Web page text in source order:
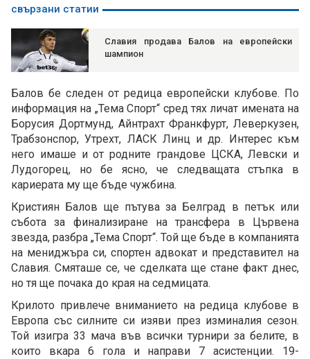
свързани статии
Славия продава Балов на европейски
шампион
Балов бе следен от редица европейски клубове. По
информация на „Тема Спорт“ сред тях личат имената на
Борусия Дортмунд, Айнтрахт Франкфурт, Леверкузен,
Трабзонспор, Утрехт, ЛАСК Линц и др. Интерес към
него имаше и от родните грандове ЦСКА, Левски и
Лудогорец, но бе ясно, че следващата стъпка в
кариерата му ще бъде чужбина.
Кристиян Балов ще пътува за Белград в петък или
събота за финализиране на трансфера в Цървена
звезда, разбра „Тема Спорт“. Той ще бъде в компанията
на мениджъра си, спортен адвокат и представител на
Славия. Смяташе се, че сделката ще стане факт днес,
но тя ще почака до края на седмицата.
Крилото привлече вниманието на редица клубове в
Европа със силните си изяви през изминалия сезон.
Той изигра 33 мача във всички турнири за белите, в
които вкара 6 гола и направи 7 асистенции. 19-